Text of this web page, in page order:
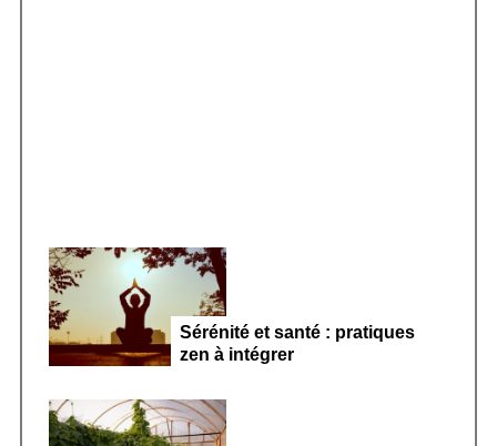
Sérénité et santé : pratiques
zen à intégrer